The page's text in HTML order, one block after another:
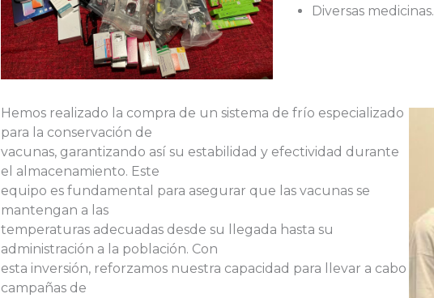
Diversas medicinas.
Hemos realizado la compra de un sistema de frío especializado
para la conservación de
vacunas, garantizando así su estabilidad y efectividad durante
el almacenamiento. Este
equipo es fundamental para asegurar que las vacunas se
mantengan a las
temperaturas adecuadas desde su llegada hasta su
administración a la población. Con
esta inversión, reforzamos nuestra capacidad para llevar a cabo
campañas de